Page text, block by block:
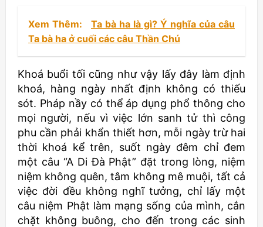
Xem Thêm:
Ta bà ha là gì? Ý nghĩa của câu
Ta bà ha ở cuối các câu Thần Chú
Khoá buổi tối cũng như vậy lấy đây làm định
khoá, hàng ngày nhất định không có thiếu
sót. Pháp nầy có thể áp dụng phổ thông cho
mọi người, nếu vì việc lớn sanh tử thì công
phu cần phải khẩn thiết hơn, mỗi ngày trừ hai
thời khoá kể trên, suốt ngày đêm chỉ đem
một câu “A Di Đà Phật” đặt trong lòng, niệm
niệm không quên, tâm không mê muội, tất cả
việc đời đều không nghĩ tưởng, chỉ lấy một
câu niệm Phật làm mạng sống của mình, cắn
chặt không buông, cho đến trong các sinh